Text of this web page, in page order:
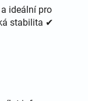
ideální pro
stabilita ✔